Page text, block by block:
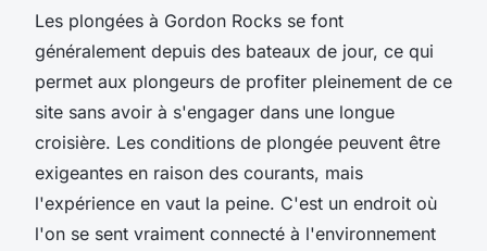
Les plongées à Gordon Rocks se font
généralement depuis des bateaux de jour, ce qui
permet aux plongeurs de profiter pleinement de ce
site sans avoir à s'engager dans une longue
croisière. Les conditions de plongée peuvent être
exigeantes en raison des courants, mais
l'expérience en vaut la peine. C'est un endroit où
l'on se sent vraiment connecté à l'environnement